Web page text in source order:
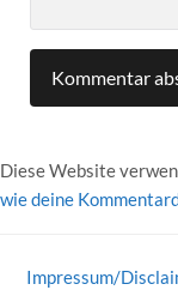
Diese Website
wie deine
Impressum/